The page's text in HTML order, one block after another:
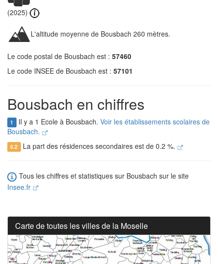
(2025)
L'altitude moyenne de Bousbach 260 mètres.
Le code postal de Bousbach est : 57460
Le code INSEE de Bousbach est : 57101
Bousbach en chiffres
1 Il y a 1 Ecole à Bousbach. Voir les établissements scolaires de
Bousbach.
0.2 La part des résidences secondaires est de 0.2 %.
Tous les chiffres et statistiques sur Bousbach sur le site
Insee.fr
Carte de toutes les villes de la Moselle